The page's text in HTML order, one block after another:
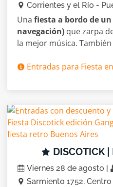
Corrientes y el Río -
Una fiesta a bordo de
navegación) que zarpa
la mejor música. También
Entradas para Fiesta
DISCOTICK |
Viernes 28 de agosto |
Sarmiento 1752, Centro